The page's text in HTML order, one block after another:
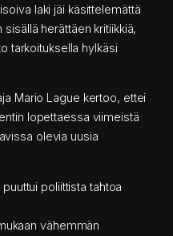
laki jäi käsittelemättä
herättäen kritiikkiä,
tarkoituksella hylkäsi
Mario Lague kertoo, ettei
lopettaessa viimeistä
olevia uusia
poliittista tahtoa
vähemmän